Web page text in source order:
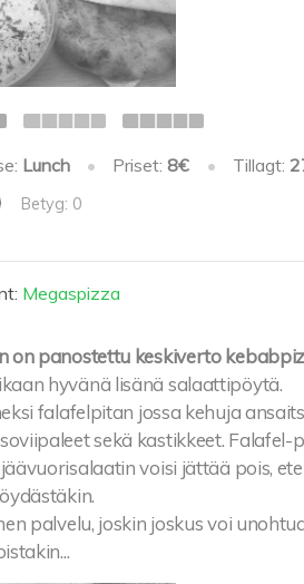
Lunch • Priset:8€ • Tillagt:
Betyg: 0
Megaspizza
on panostettu keskiverto
hyvänä lisänä salaattipöytä.
falafelpitan jossa kehuja
sekä kastikkeet.
voisi jättää pois,
palvelu, joskin joskus voi